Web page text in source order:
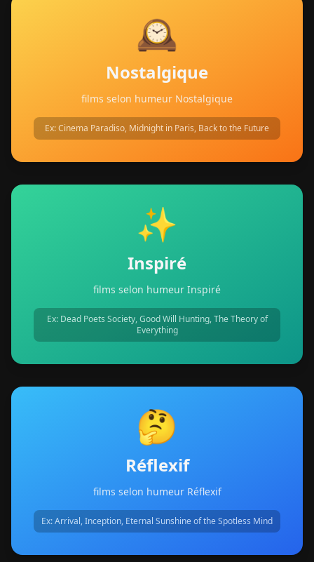
🕰️
Nostalgique
films selon humeur Nostalgique
Ex:Cinema Paradiso, Midnight in Paris, Back to the Future
✨
Inspiré
films selon humeur Inspiré
Ex: Dead Poets Society, Good Will Hunting, The Theory of
Everything
🤔
Réflexif
films selon humeur Réflexif
Ex:Arrival, Inception, Eternal Sunshine of the Spotless Mind